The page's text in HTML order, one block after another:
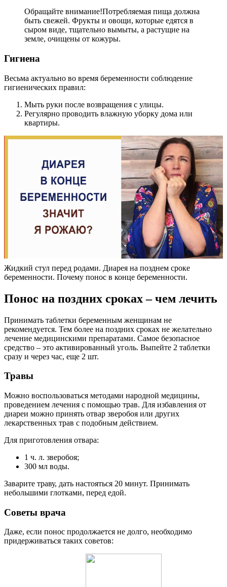
Обращайте внимание!Потребляемая пища должна
быть свежей. Фрукты и овощи, которые едятся в
сыром виде, тщательно вымыты, а растущие на
земле, очищены от кожуры.
Гигиена
Весьма актуально во время беременности соблюдение
гигиенических правил:
Мыть руки после возвращения с улицы.
Регулярно проводить влажную уборку дома или
квартиры.
Жидкий стул перед родами. Диарея на позднем сроке
беременности. Почему понос в конце беременности.
Понос на поздних сроках – чем лечить
Принимать таблетки беременным женщинам не
рекомендуется. Тем более на поздних сроках не желательно
лечение медицинскими препаратами. Самое безопасное
средство – это активированный уголь. Выпейте 2 таблетки
сразу и через час, еще 2 шт.
Травы
Можно воспользоваться методами народной медицины,
проведением лечения с помощью трав. Для избавления от
диареи можно принять отвар зверобоя или других
лекарственных трав с подобным действием.
Для приготовления отвара:
1 ч. л. зверобоя;
300 мл воды.
Заварите траву, дать настояться 20 минут. Принимать
небольшими глотками, перед едой.
Советы врача
Даже, если понос продолжается не долго, необходимо
придерживаться таких советов: